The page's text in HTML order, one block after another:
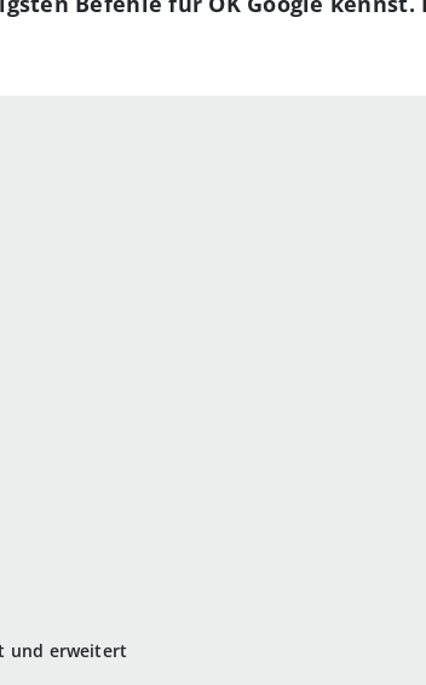
und erweitert